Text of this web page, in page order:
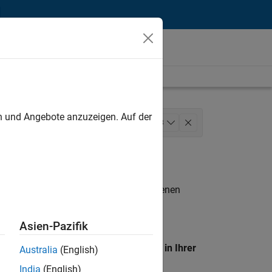
Marketing Communications 3
. Wenn Sie noch immer keine offenen
unseres
Standort, um alle Stellenangebote in Ihrer
Angebote anzuzeigen. Auf der
Asien-Pazifik
Australia (English)
India (English)